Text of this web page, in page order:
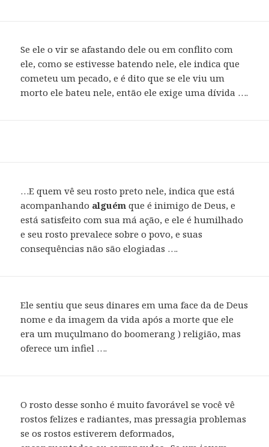
Se ele o vir se afastando dele ou em conflito com
ele, como se estivesse batendo nele, ele indica que
cometeu um pecado, e é dito que se ele viu um
morto ele bateu nele, então ele exige uma dívida ….
…E quem vê seu rosto preto nele, indica que está
acompanhando alguém que é inimigo de Deus, e
está satisfeito com sua má ação, e ele é humilhado
e seu rosto prevalece sobre o povo, e suas
consequências não são elogiadas ….
Ele sentiu que seus dinares em uma face da de Deus
nome e da imagem da vida após a morte que ele
era um muçulmano do boomerang ) religião, mas
oferece um infiel ….
O rosto desse sonho é muito favorável se você vê
rostos felizes e radiantes, mas pressagia problemas
se os rostos estiverem deformados,